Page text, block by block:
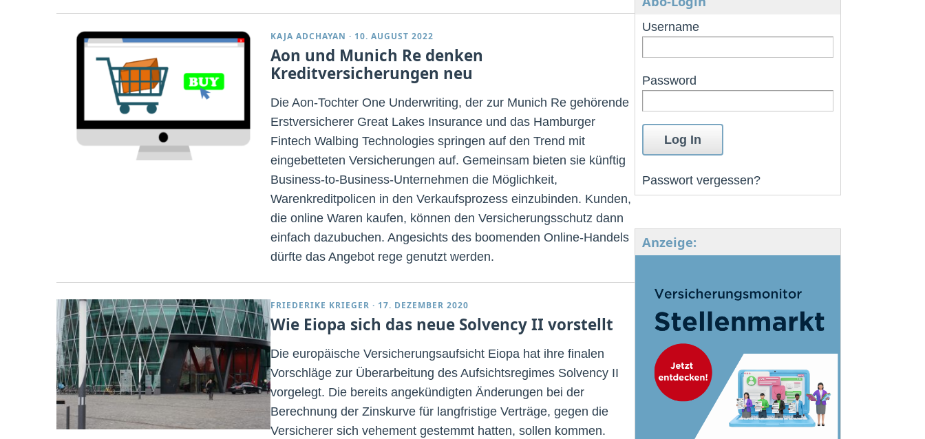
KAJA ADCHAYAN · 10. AUGUST 2022
Aon und Munich Re denken
Kreditversicherungen neu
Die Aon-Tochter One Underwriting, der zur Munich Re gehörende
Erstversicherer Great Lakes Insurance und das Hamburger
Fintech Walbing Technologies springen auf den Trend mit
eingebetteten Versicherungen auf. Gemeinsam bieten sie künftig
Business-to-Business-Unternehmen die Möglichkeit,
Warenkreditpolicen in den Verkaufsprozess einzubinden. Kunden,
die online Waren kaufen, können den Versicherungsschutz dann
einfach dazubuchen. Angesichts des boomenden Online-Handels
dürfte das Angebot rege genutzt werden.
FRIEDERIKE KRIEGER · 17. DEZEMBER 2020
Wie Eiopa sich das neue Solvency II vorstellt
Die europäische Versicherungsaufsicht Eiopa hat ihre finalen
Vorschläge zur Überarbeitung des Aufsichtsregimes Solvency II
vorgelegt. Die bereits angekündigten Änderungen bei der
Berechnung der Zinskurve für langfristige Verträge, gegen die
Versicherer sich vehement gestemmt hatten, sollen kommen.
Username
Password
Passwort vergessen?
Anzeige: